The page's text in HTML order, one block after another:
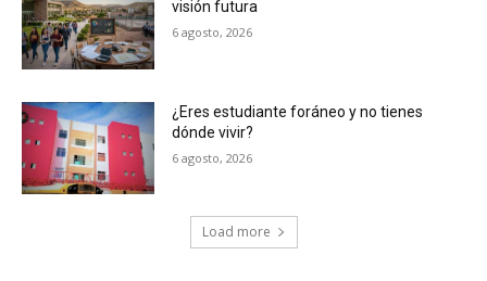
visión futura
6 agosto, 2026
¿Eres estudiante foráneo y no tienes
dónde vivir?
6 agosto, 2026
Load more